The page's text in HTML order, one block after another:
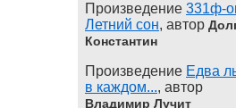
Произведение 331ф-
Летний сон, автор
Константин
Произведение Едва
в каждом..., автор
Владимир Лучит